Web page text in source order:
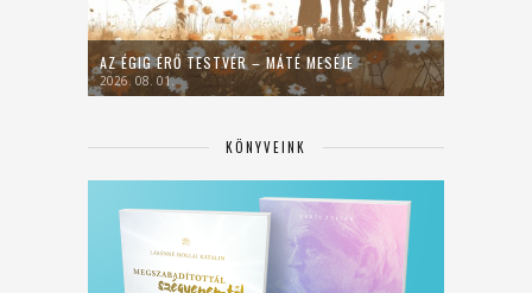
AZ ÉGIG ÉRŐ TESTVÉR – MÁTÉ MESÉJE
2026. 08. 01.
KÖNYVEINK